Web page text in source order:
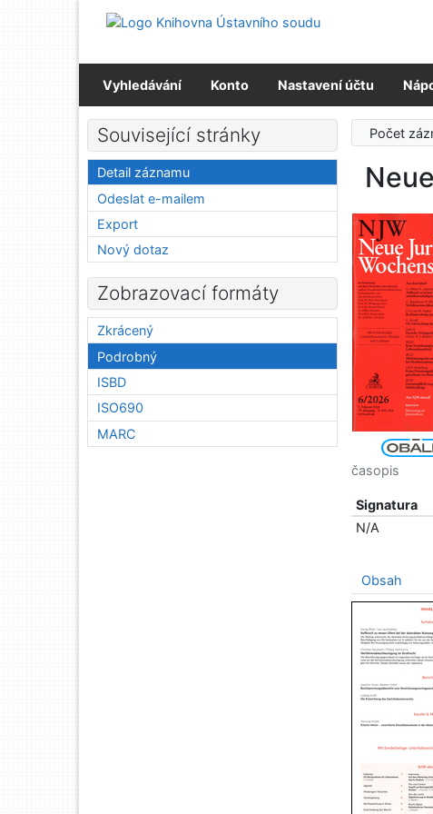
Přejít na menu
Vyhledávání Konto Nastavení účtu
Počet
časopis
Signatura
N/A
Obsah
Související stránky
Detail záznamu
Odeslat e-mailem
Export
Nový dotaz
Zobrazovací formáty
Zkrácený
Podrobný
ISBD
ISO690
MARC